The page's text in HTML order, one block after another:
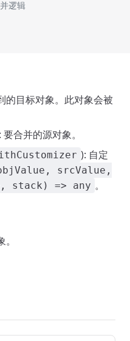
逻辑
的目标对象。此对象会被
要合并的源对象。
): 自定
srcValue,
stack) => any 。